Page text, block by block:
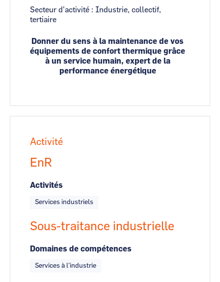
Secteur d'activité : Industrie, collectif,
tertiaire
Donner du sens à la maintenance de vos
équipements de confort thermique grâce
à un service humain, expert de la
performance énergétique
Activité
EnR
Activités
Services industriels
Sous-traitance industrielle
Domaines de compétences
Services à l’industrie